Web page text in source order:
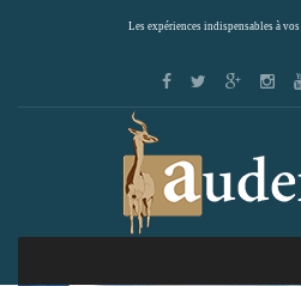
Les expériences indispensables à